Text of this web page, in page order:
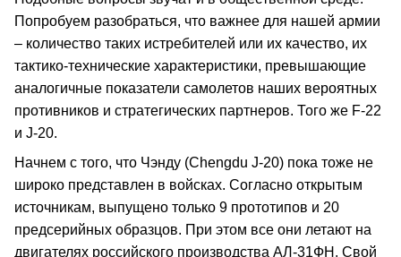
Попробуем разобраться, что важнее для нашей армии
– количество таких истребителей или их качество, их
тактико‑технические характеристики, превышающие
аналогичные показатели самолетов наших вероятных
противников и стратегических партнеров. Того же F‑22
и J‑20.
Начнем с того, что Чэнду (Chengdu J‑20) пока тоже не
широко представлен в войсках. Согласно открытым
источникам, выпущено только 9 прототипов и 20
предсерийных образцов. При этом все они летают на
двигателях российского производства АЛ‑31ФН. Свой